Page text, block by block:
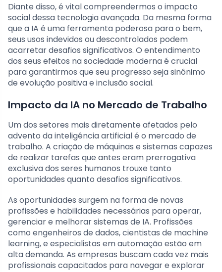
Diante disso, é vital compreendermos o impacto
social dessa tecnologia avançada. Da mesma forma
que a IA é uma ferramenta poderosa para o bem,
seus usos indevidos ou descontrolados podem
acarretar desafios significativos. O entendimento
dos seus efeitos na sociedade moderna é crucial
para garantirmos que seu progresso seja sinônimo
de evolução positiva e inclusão social.
Impacto da IA no Mercado de Trabalho
Um dos setores mais diretamente afetados pelo
advento da inteligência artificial é o mercado de
trabalho. A criação de máquinas e sistemas capazes
de realizar tarefas que antes eram prerrogativa
exclusiva dos seres humanos trouxe tanto
oportunidades quanto desafios significativos.
As oportunidades surgem na forma de novas
profissões e habilidades necessárias para operar,
gerenciar e melhorar sistemas de IA. Profissões
como engenheiros de dados, cientistas de machine
learning, e especialistas em automação estão em
alta demanda. As empresas buscam cada vez mais
profissionais capacitados para navegar e explorar